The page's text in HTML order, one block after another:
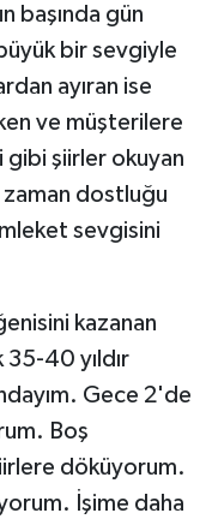
başında gün
bir sevgiyle
ayıran ise
ve müşterilere
şiirler okuyan
zaman dostluğu
sevgisini
kazanan
35-40 yıldır
Gece 2'de
Boş
döküyorum.
İşime daha